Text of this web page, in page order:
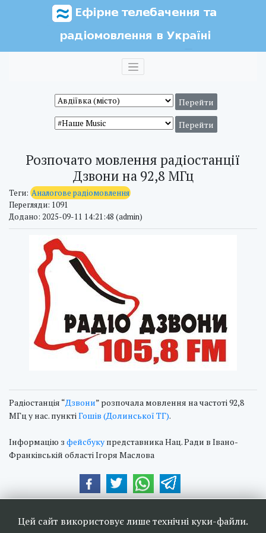
Розпочато мовлення радіостанції
Дзвони на 92,8 МГц
Теги: Аналогове радіомовлення
Перегляди: 1091
Додано: 2025-09-11 14:21:48 (admin)
Радіостанція “Дзвони” розпочала мовлення на частоті 92,8
МГц у нас. пунктіГошів (Долинської ТГ).
Інформацію з фейсбуку представника Нац. Ради в Івано-
Франківській області Ігоря Маслова
Цей сайт використовує лише технічні куки-файли.